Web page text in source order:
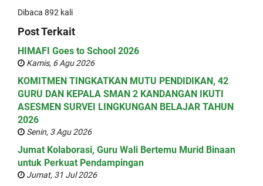
Dibaca 892 kali
Post Terkait
HIMAFI Goes to School 2026
Kamis, 6 Agu 2026
KOMITMEN TINGKATKAN MUTU PENDIDIKAN, 42
GURU DAN KEPALA SMAN 2 KANDANGAN IKUTI
ASESMEN SURVEI LINGKUNGAN BELAJAR TAHUN
2026
Senin, 3 Agu 2026
Jumat Kolaborasi, Guru Wali Bertemu Murid Binaan
untuk Perkuat Pendampingan
Jumat, 31 Jul 2026